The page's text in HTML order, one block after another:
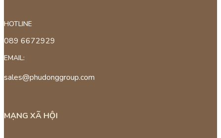
HOTLINE
089 6672929
EMAIL:
sales@phudonggroup.com
MẠNG XÃ HỘI